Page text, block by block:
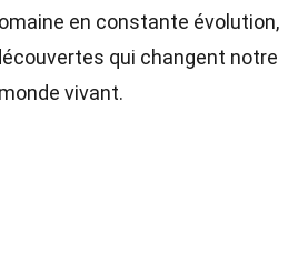
en constante évolution,
qui changent notre
vivant.